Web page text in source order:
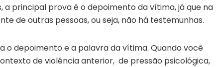
a principal prova é o depoimento da vítima, já que na
de outras pessoas, ou seja, não há testemunhas.
o depoimento e a palavra da vítima. Quando você
de violência anterior, de pressão psicológica,